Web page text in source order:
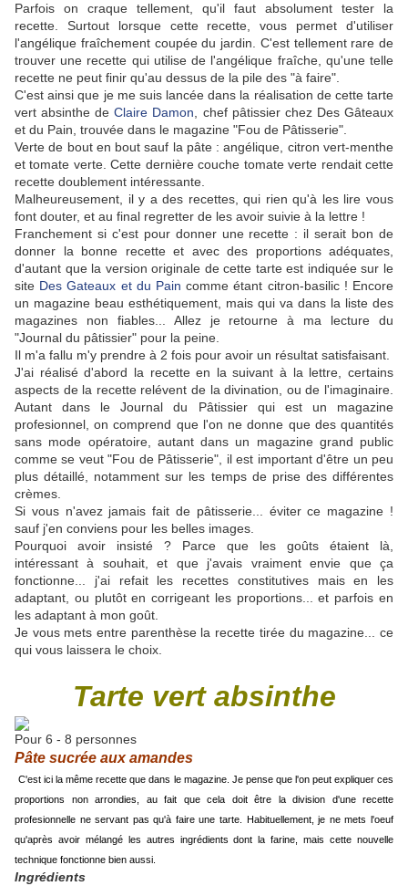
Parfois on craque tellement, qu'il faut absolument tester la
recette. Surtout lorsque cette recette, vous permet d'utiliser
l'angélique fraîchement coupée du jardin. C'est tellement rare de
trouver une recette qui utilise de l'angélique fraîche, qu'une telle
recette ne peut finir qu'au dessus de la pile des "à faire".
C'est ainsi que je me suis lancée dans la réalisation de cette tarte
vert absinthe deClaire Damon , chef pâtissier chez Des Gâteaux
et du Pain, trouvée dans le magazine "Fou de Pâtisserie".
Verte de bout en bout sauf la pâte : angélique, citron vert-menthe
et tomate verte. Cette dernière couche tomate verte rendait cette
recette doublement intéressante.
Malheureusement, il y a des recettes, qui rien qu'à les lire vous
font douter, et au final regretter de les avoir suivie à la lettre !
Franchement si c'est pour donner une recette : il serait bon de
donner la bonne recette et avec des proportions adéquates,
d'autant que la version originale de cette tarte est indiquée sur le
site Des Gateaux et du Pain comme étant citron-basilic ! Encore
un magazine beau esthétiquement, mais qui va dans la liste des
magazines non fiables... Allez je retourne à ma lecture du
"Journal du pâtissier" pour la peine.
Il m'a fallu m'y prendre à 2 fois pour avoir un résultat satisfaisant.
J'ai réalisé d'abord la recette en la suivant à la lettre, certains
aspects de la recette relévent de la divination, ou de l'imaginaire.
Autant dans le Journal du Pâtissier qui est un magazine
profesionnel, on comprend que l'on ne donne que des quantités
sans mode opératoire, autant dans un magazine grand public
comme se veut "Fou de Pâtisserie", il est important d'être un peu
plus détaillé, notamment sur les temps de prise des différentes
crèmes.
Si vous n'avez jamais fait de pâtisserie... éviter ce magazine !
sauf j'en conviens pour les belles images.
Pourquoi avoir insisté ? Parce que les goûts étaient là,
intéressant à souhait, et que j'avais vraiment envie que ça
fonctionne... j'ai refait les recettes constitutives mais en les
adaptant, ou plutôt en corrigeant les proportions... et parfois en
les adaptant à mon goût.
Je vous mets entre parenthèse la recette tirée du magazine... ce
qui vous laissera le choix.
Tarte vert absinthe
Pour 6 - 8 personnes
Pâte sucrée aux amandes
C'est ici la même recette que dans le magazine. Je pense que l'on peut expliquer ces
proportions non arrondies, au fait que cela doit être la division d'une recette
profesionnelle ne servant pas qu'à faire une tarte. Habituellement, je ne mets l'oeuf
qu'après avoir mélangé les autres ingrédients dont la farine, mais cette nouvelle
technique fonctionne bien aussi.
Ingrédients